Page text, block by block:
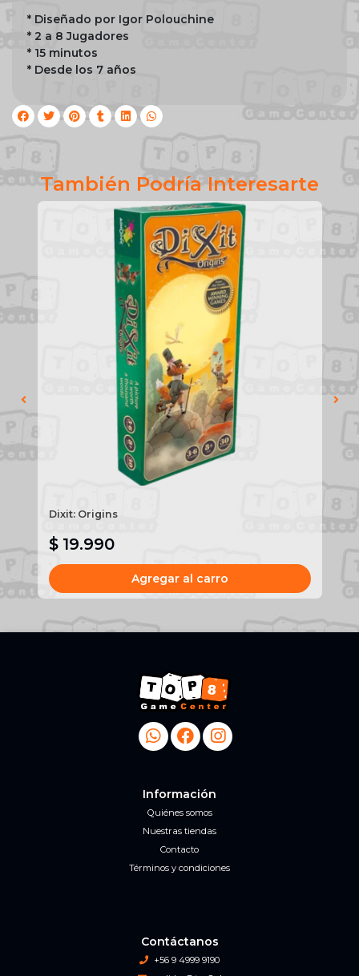
* Diseñado por Igor Polouchine
* 2 a 8 Jugadores
* 15 minutos
* Desde los 7 años
También Podría Interesarte
Dixit: Origins
$ 19.990
Agregar al carro
Información
Quiénes somos
Nuestras tiendas
Contacto
Términos y condiciones
Contáctanos
+56 9 4999 9190